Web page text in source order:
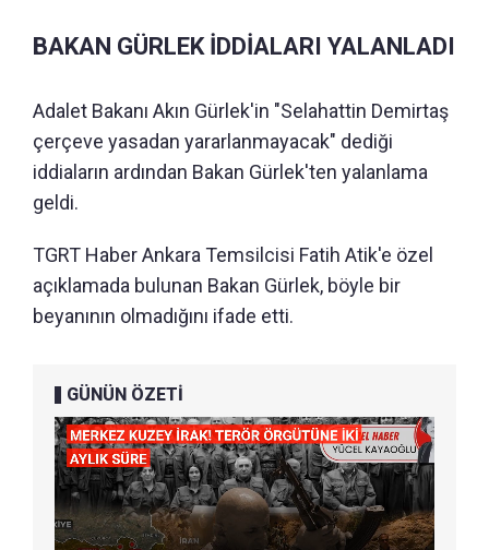
BAKAN GÜRLEK İDDİALARI YALANLADI
Adalet Bakanı Akın Gürlek'in "Selahattin Demirtaş
çerçeve yasadan yararlanmayacak" dediği
iddiaların ardından Bakan Gürlek'ten yalanlama
geldi.
TGRT Haber Ankara Temsilcisi Fatih Atik'e özel
açıklamada bulunan Bakan Gürlek, böyle bir
beyanının olmadığını ifade etti.
GÜNÜN ÖZETİ